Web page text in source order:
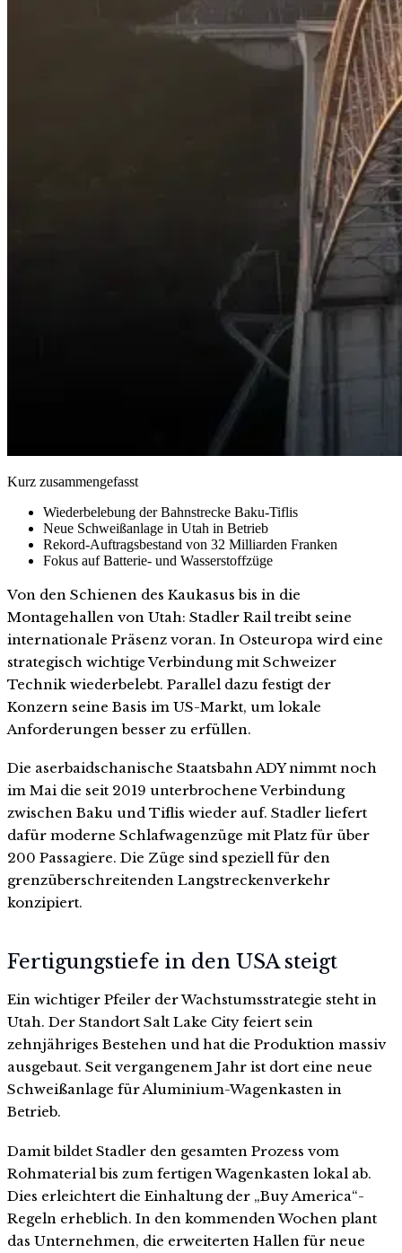
Kurz zusammengefasst
Wiederbelebung der Bahnstrecke Baku-Tiflis
Neue Schweißanlage in Utah in Betrieb
Rekord-Auftragsbestand von 32 Milliarden Franken
Fokus auf Batterie- und Wasserstoffzüge
Von den Schienen des Kaukasus bis in die
Montagehallen von Utah: Stadler Rail treibt seine
internationale Präsenz voran. In Osteuropa wird eine
strategisch wichtige Verbindung mit Schweizer
Technik wiederbelebt. Parallel dazu festigt der
Konzern seine Basis im US-Markt, um lokale
Anforderungen besser zu erfüllen.
Die aserbaidschanische Staatsbahn ADY nimmt noch
im Mai die seit 2019 unterbrochene Verbindung
zwischen Baku und Tiflis wieder auf. Stadler liefert
dafür moderne Schlafwagenzüge mit Platz für über
200 Passagiere. Die Züge sind speziell für den
grenzüberschreitenden Langstreckenverkehr
konzipiert.
Fertigungstiefe in den USA steigt
Ein wichtiger Pfeiler der Wachstumsstrategie steht in
Utah. Der Standort Salt Lake City feiert sein
zehnjähriges Bestehen und hat die Produktion massiv
ausgebaut. Seit vergangenem Jahr ist dort eine neue
Schweißanlage für Aluminium-Wagenkasten in
Betrieb.
Damit bildet Stadler den gesamten Prozess vom
Rohmaterial bis zum fertigen Wagenkasten lokal ab.
Dies erleichtert die Einhaltung der „Buy America“-
Regeln erheblich. In den kommenden Wochen plant
das Unternehmen, die erweiterten Hallen für neue